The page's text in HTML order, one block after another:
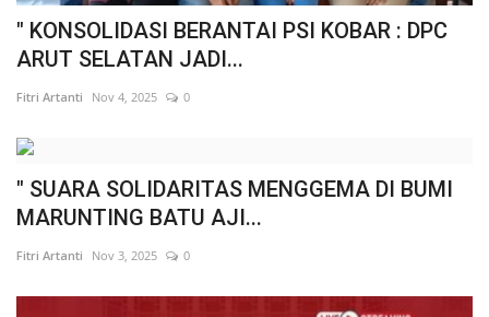
" KONSOLIDASI BERANTAI PSI KOBAR : DPC
ARUT SELATAN JADI...
Fitri Artanti Nov 4, 2025 0
" SUARA SOLIDARITAS MENGGEMA DI BUMI
MARUNTING BATU AJI...
Fitri Artanti Nov 3, 2025 0